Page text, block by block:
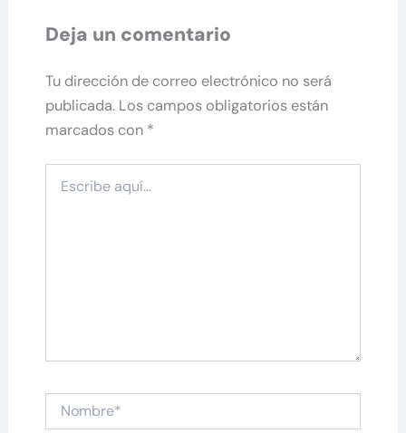
Deja un comentario
Tu dirección de correo electrónico no será
publicada. Los campos obligatorios están
marcados con *
aquí...
Nombre*